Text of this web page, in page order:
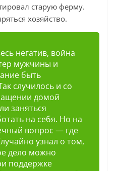
старую ферму.
хозяйство.
негатив, война
мужчины и
быть
случилось и со
домой
заняться
на себя. Но на
вопрос — где
узнал о том,
дело можно
поддержке